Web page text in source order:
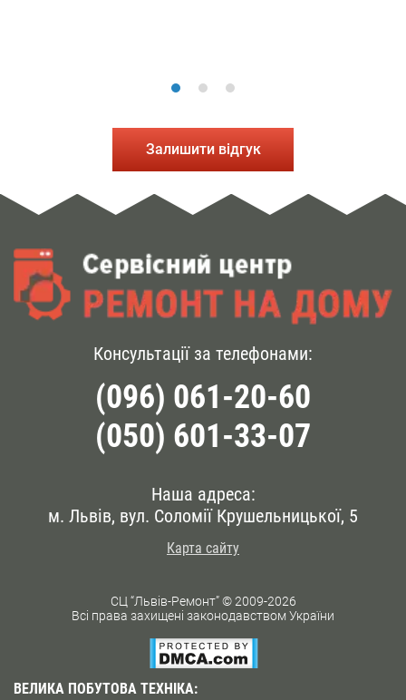
Залишити відгук
Консультації за телефонами:
(096) 061-20-60
(050) 601-33-07
Наша адреса:
м. Львів, вул. Соломії Крушельницької, 5
Карта сайту
СЦ “Львів-Ремонт” © 2009-2026
Всі права захищені законодавством України
ВЕЛИКА ПОБУТОВА ТЕХНІКА: